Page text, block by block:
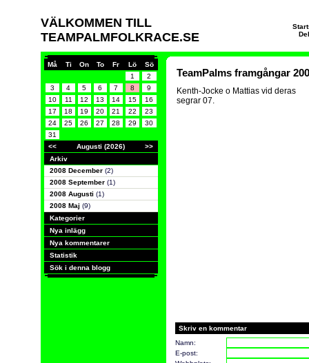
VÄLKOMMEN TILL
TEAMPALMFOLKRACE.SE
Må Ti On To Fr Lö
Sö
1
2
3
4 5 6 7 8
9
10
11 12 13 14 15
16
17
18 19 20 21 22
23
24
25 26 27 28 29
30
31
<<
Augusti (2026)
>>
Arkiv
2008 December (2)
2008 September (1)
2008 Augusti (1)
2008 Maj (9)
Kategorier
Nya inlägg
Nya kommentarer
Statistik
Sök i denna blogg
TeamPalms framgångar
Kenth-Jocke o Mattias vid deras
segrar 07.
Skriv en kommentar
Namn:
E-post: